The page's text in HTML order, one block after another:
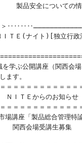
製品安全についての情
　　　　　
)[独立行政法人製
　　　　　　　　
学ぶ公開講座（関西会
す。
＝＝＝＝＝＝＝＝＝＝
のお知らせ
＝＝＝＝＝＝＝＝＝＝
講座「製品総合管理特
受講生募